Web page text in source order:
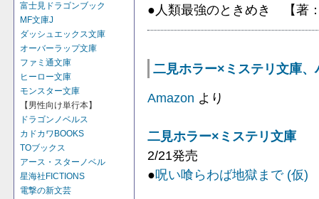
富士見ドラゴンブック
MF文庫J
ダッシュエックス文庫
オーバーラップ文庫
ファミ通文庫
ヒーロー文庫
モンスター文庫
【男性向け単行本】
ドラゴンノベルス
カドカワBOOKS
TOブックス
アース・スターノベル
星海社FICTIONS
電撃の新文芸
●人類最強のときめき 【著
二見ホラー×ミステリ文庫
Amazon より
二見ホラー×ミステリ文庫
2/21発売
●呪い喰らわば地獄まで (仮)